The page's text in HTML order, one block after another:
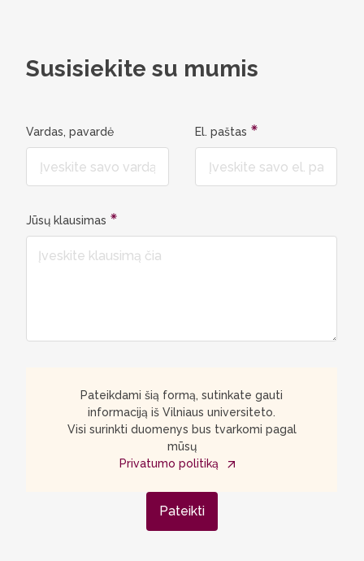
Susisiekite su mumis
Vardas, pavardė El. paštas
Jūsų klausimas
Pateikdami šią formą, sutinkate gauti
informaciją iš Vilniaus universiteto.
Visi surinkti duomenys bus tvarkomi pagal
mūsų
Privatumo politiką
Pateikti